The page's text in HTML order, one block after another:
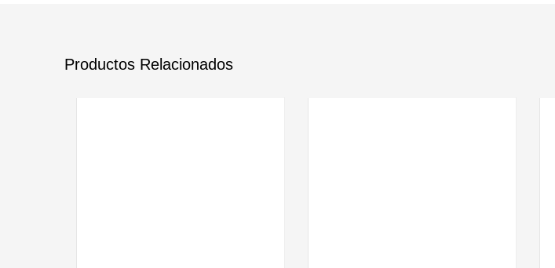
Productos Relacionados